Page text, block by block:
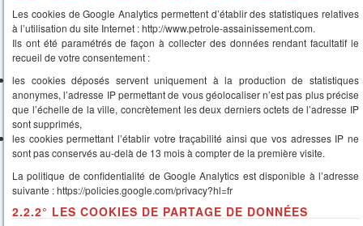
Les cookies de Google Analytics permettent d’établir des statistiques relatives
à l’utilisation du site Internet : http://www.petrole-assainissement.com.
Ils ont été paramétrés de façon à collecter des données rendant facultatif le
recueil de votre consentement :
les cookies déposés servent uniquement à la production de statistiques
anonymes, l’adresse IP permettant de vous géolocaliser n’est pas plus précise
que l’échelle de la ville, concrètement les deux derniers octets de l’adresse IP
sont supprimés,
les cookies permettant l’établir votre traçabilité ainsi que vos adresses IP ne
sont pas conservés au-delà de 13 mois à compter de la première visite.
La politique de confidentialité de Google Analytics est disponible à l’adresse
suivante : https://policies.google.com/privacy?hl=fr
2.2.2° LES COOKIES DE PARTAGE DE DONNÉES